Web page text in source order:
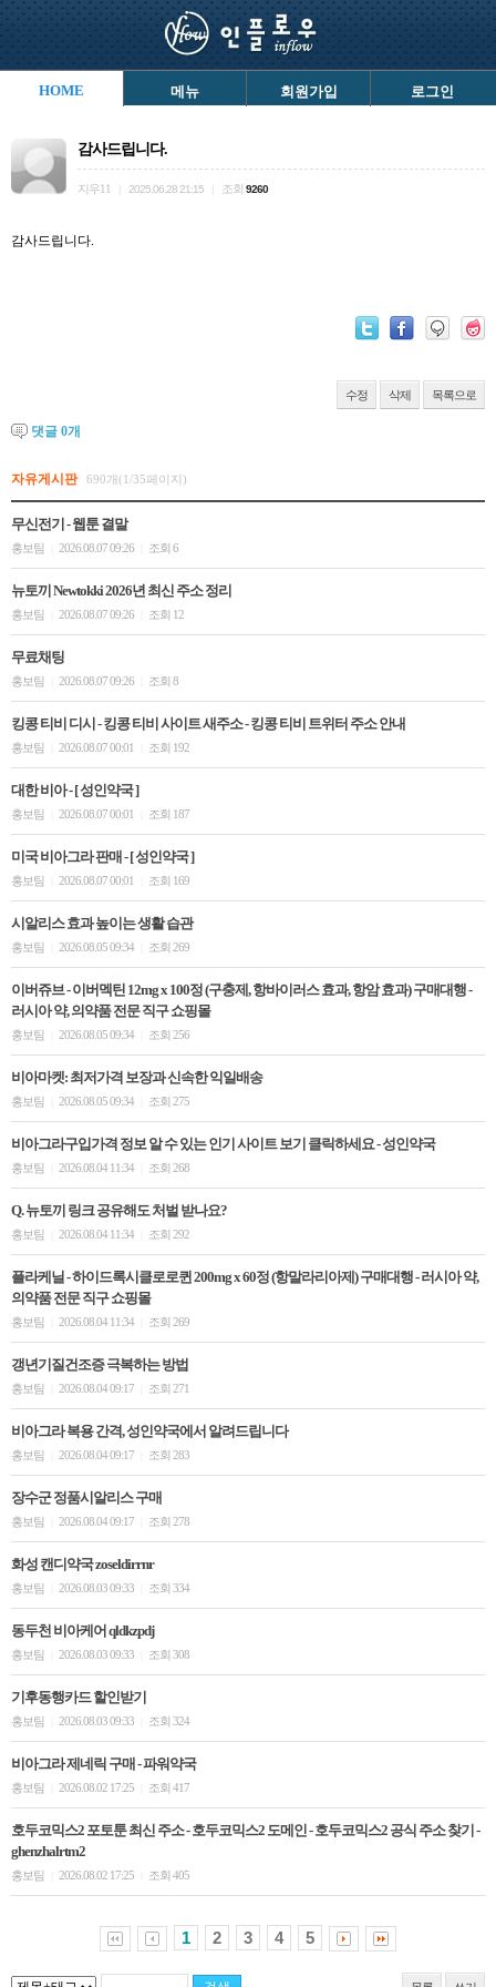
HOME 메뉴 회원가입 로그인
감사드립니다.
지우11 2025.06.28 21:15 조회 9260
감사드립니다.
수정 삭제 목록으로
댓글 0개
자유게시판 690개(1/35페이지)
무신전기 - 웹툰 결말
홍보팀 2026.08.07 09:26 조회 6
뉴토끼 Newtokki 2026년 최신 주소 정리
홍보팀 2026.08.07 09:26 조회 12
무료채팅
홍보팀 2026.08.07 09:26 조회 8
킹콩 티비 디시 - 킹콩 티비 사이트 새주소 - 킹콩 티비 트위터 주소 안내
홍보팀 2026.08.07 00:01 조회 192
대한 비아 - [ 성인약국 ]
홍보팀 2026.08.07 00:01 조회 187
미국 비아그라 판매 - [ 성인약국 ]
홍보팀 2026.08.07 00:01 조회 169
시알리스 효과 높이는 생활 습관
홍보팀 2026.08.05 09:34 조회 269
이버쥬브 - 이버멕틴 12mg x 100정 (구충제, 항바이러스 효과, 항암 효과) 구매대행 -
러시아 약, 의약품 전문 직구 쇼핑몰
홍보팀 2026.08.05 09:34 조회 256
비아마켓: 최저가격 보장과 신속한 익일배송
홍보팀 2026.08.05 09:34 조회 275
비아그라구입가격 정보 알 수 있는 인기 사이트 보기 클릭하세요 - 성인약국
홍보팀 2026.08.04 11:34 조회 268
Q. 뉴토끼 링크 공유해도 처벌 받나요?
홍보팀 2026.08.04 11:34 조회 292
플라케닐 - 하이드록시클로로퀸 200mg x 60정 (항말라리아제) 구매대행 - 러시아 약,
의약품 전문 직구 쇼핑몰
홍보팀 2026.08.04 11:34 조회 269
갱년기질건조증 극복하는 방법
홍보팀 2026.08.04 09:17 조회 271
비아그라 복용 간격, 성인약국에서 알려드립니다
홍보팀 2026.08.04 09:17 조회 283
장수군 정품시알­리스 구매
홍보팀 2026.08.04 09:17 조회 278
화성 캔디약국 zoseldirrnr
홍보팀 2026.08.03 09:33 조회 334
동두천 비아케어 qldkzpdj
홍보팀 2026.08.03 09:33 조회 308
기후동행카드 할인받기
홍보팀 2026.08.03 09:33 조회 324
비아그라 제네릭 구매 - 파워약국
홍보팀 2026.08.02 17:25 조회 417
호두코믹스2 포토툰 최신 주소 - 호두코믹스2 도메인 - 호두코믹스2 공식 주소 찾기 -
ghenzhalrtm2
홍보팀 2026.08.02 17:25 조회 405
1 2 3 4 5